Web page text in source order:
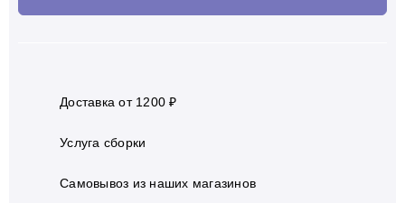
Доставка от 1200 ₽
Услуга сборки
Самовывоз из наших магазинов